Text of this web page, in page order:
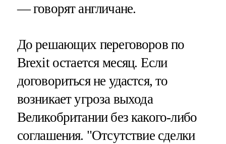
— говорят англичане.
До решающих переговоров по
Brexit остается месяц. Если
договориться не удастся, то
возникает угроза выхода
Великобритании без какого-либо
соглашения. "Отсутствие сделки